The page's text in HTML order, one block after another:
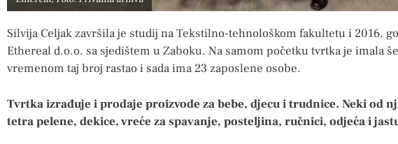
Silvija Celjak završila je studij na Tekstilno-tehnološkom fakultetu i 2016.
Ethereal d.o.o. sa sjedištem u Zaboku. Na samom početku tvrtka je imala
vremenom taj broj rastao i sada ima 23 zaposlene osobe.
Tvrtka izrađuje i prodaje proizvode za bebe, djecu i trudnice. Neki od
tetra pelene, dekice, vreće za spavanje, posteljina, ručnici, odjeća i